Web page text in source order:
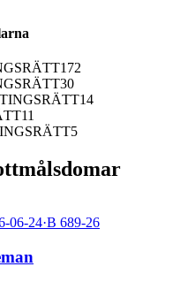
172
30
14
11
5
06-24·B 689-26